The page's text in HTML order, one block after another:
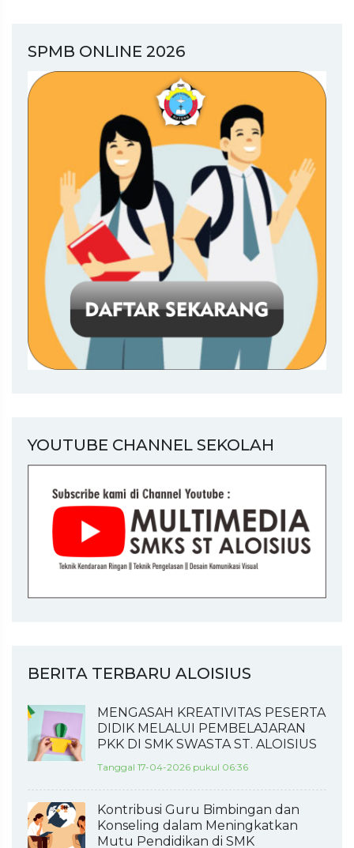
SPMB ONLINE 2026
YOUTUBE CHANNEL SEKOLAH
BERITA TERBARU ALOISIUS
MENGASAH KREATIVITAS PESERTA
DIDIK MELALUI PEMBELAJARAN
PKK DI SMK SWASTA ST. ALOISIUS
Tanggal 17-04-2026 pukul 06:36
Kontribusi Guru Bimbingan dan
Konseling dalam Meningkatkan
Mutu Pendidikan di SMK